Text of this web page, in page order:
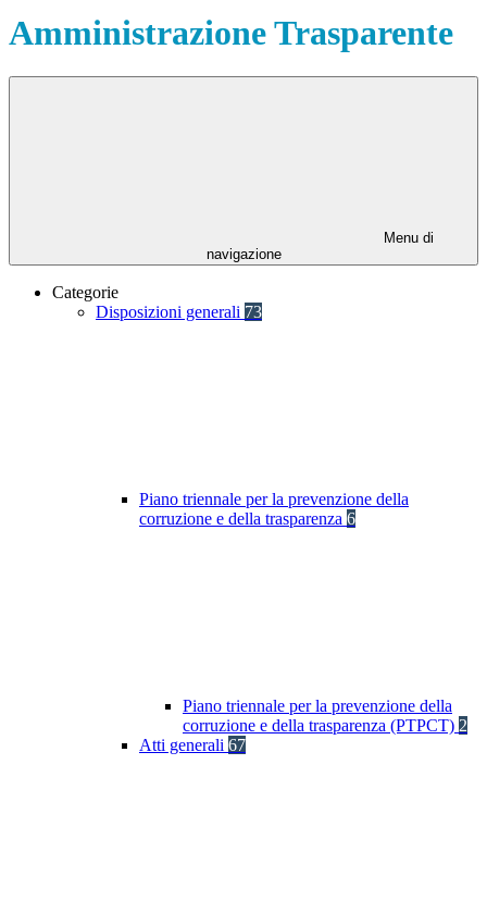
Amministrazione Trasparente
Menu di
navigazione
Categorie
Disposizioni generali 73
Piano triennale per la prevenzione della
corruzione e della trasparenza 6
Piano triennale per la prevenzione della
corruzione e della trasparenza (PTPCT) 2
Atti generali 67